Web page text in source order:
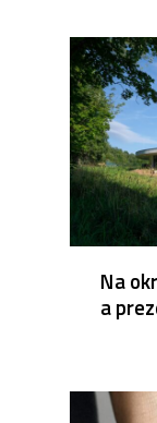
Na
a